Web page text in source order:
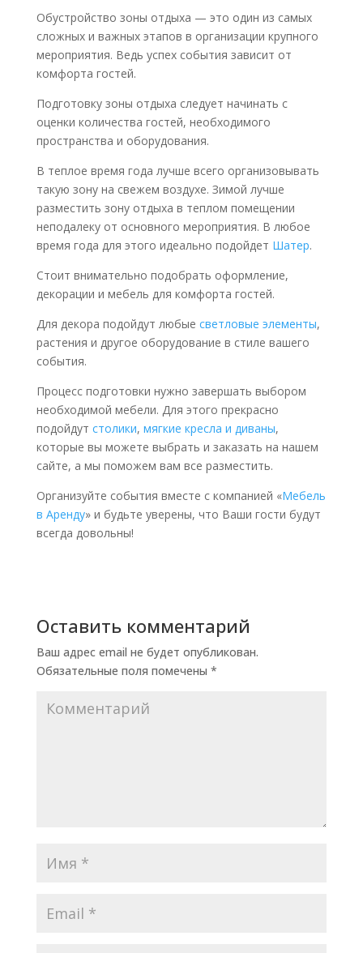
Обустройство зоны отдыха — это один из самых
сложных и важных этапов в организации крупного
мероприятия. Ведь успех события зависит от
комфорта гостей.
Подготовку зоны отдыха следует начинать с
оценки количества гостей, необходимого
пространства и оборудования.
В теплое время года лучше всего организовывать
такую ​​зону на свежем воздухе. Зимой лучше
разместить зону отдыха в теплом помещении
неподалеку от основного мероприятия. В любое
время года для этого идеально подойдет Шатер.
Стоит внимательно подобрать оформление,
декорации и мебель для комфорта гостей.
Для декора подойдут любые светловые элементы,
растения и другое оборудование в стиле вашего
события.
Процесс подготовки нужно завершать выбором
необходимой мебели. Для этого прекрасно
подойдут столики, мягкие кресла и диваны,
которые вы можете выбрать и заказать на нашем
сайте, а мы поможем вам все разместить.
Организуйте события вместе с компанией «Мебель
в Аренду» и будьте уверены, что Ваши гости будут
всегда довольны!
Оставить комментарий
Ваш адрес email не будет опубликован.
Обязательные поля помечены *